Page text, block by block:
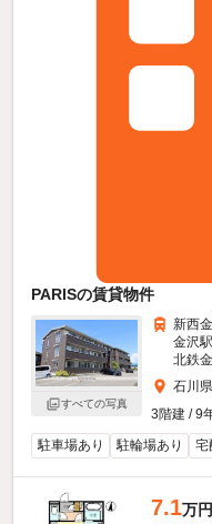
PARISの賃貸物件
すべての写真
新西
金沢
北鉄
石川
3階建 / 9
駐車場あり
駐輪場あり 宅
7.1万円